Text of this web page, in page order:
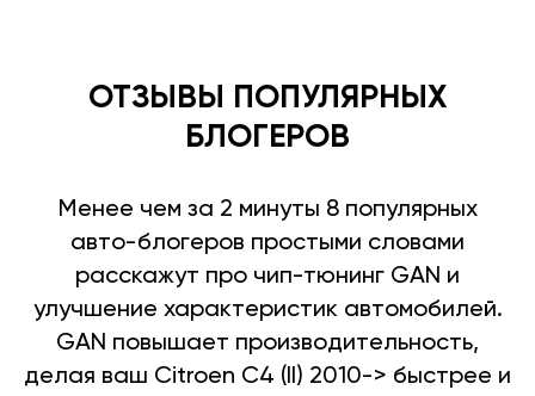
ОТЗЫВЫ ПОПУЛЯРНЫХ
БЛОГЕРОВ
Менее чем за 2 минуты 8 популярных
авто-блогеров простыми словами
расскажут про чип-тюнинг GAN и
улучшение характеристик автомобилей.
GAN повышает производительность,
делая ваш Citroen C4 (II) 2010-> быстрее и